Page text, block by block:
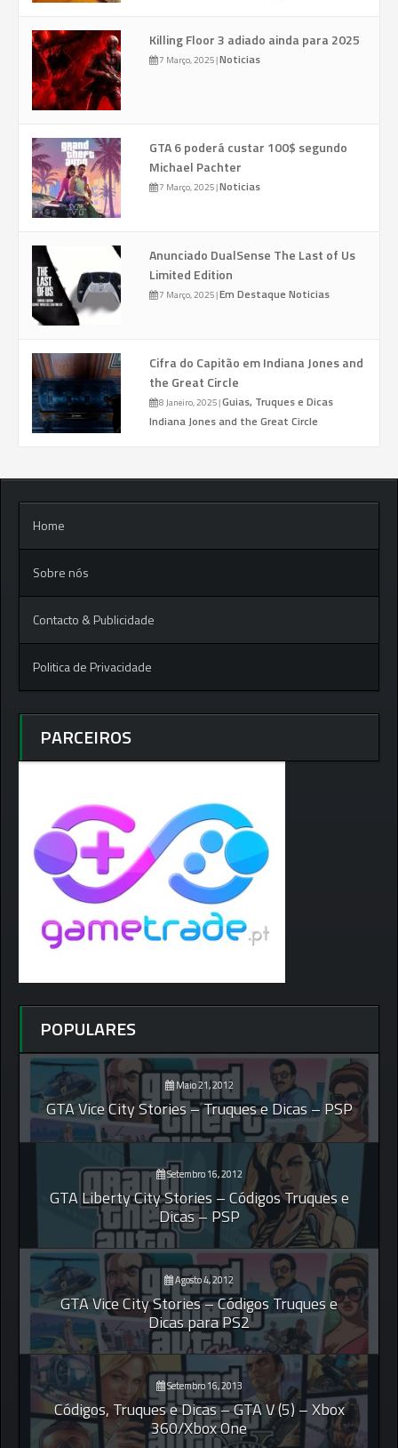
Killing Floor 3 adiado ainda para 2025
7 Março, 2025|Noticias
GTA 6 poderá custar 100$ segundo
Michael Pachter
7 Março, 2025|Noticias
Anunciado DualSense The Last of Us
Limited Edition
7 Março, 2025|Em Destaque Noticias
Cifra do Capitão em Indiana Jones and
the Great Circle
8 Janeiro, 2025|Guias, Truques e Dicas
Indiana Jones and the Great Circle
Home
Sobre nós
Contacto & Publicidade
Politica de Privacidade
PARCEIROS
POPULARES
Maio 21, 2012
GTA Vice City Stories – Truques e Dicas – PSP
Setembro 16, 2012
GTA Liberty City Stories – Códigos Truques e
Dicas – PSP
Agosto 4, 2012
GTA Vice City Stories – Códigos Truques e
Dicas para PS2
Setembro 16, 2013
Códigos, Truques e Dicas – GTA V (5) – Xbox
360/Xbox One